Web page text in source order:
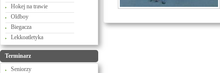
Hokej na trawie
Oldboy
Biegacza
Lekkoatletyka
Terminarz
Seniorzy